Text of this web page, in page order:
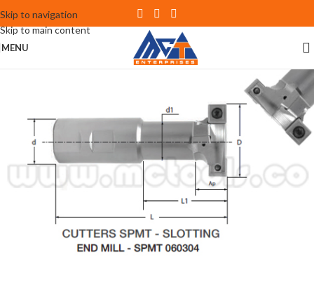
Skip to navigation
Skip to main content
MENU